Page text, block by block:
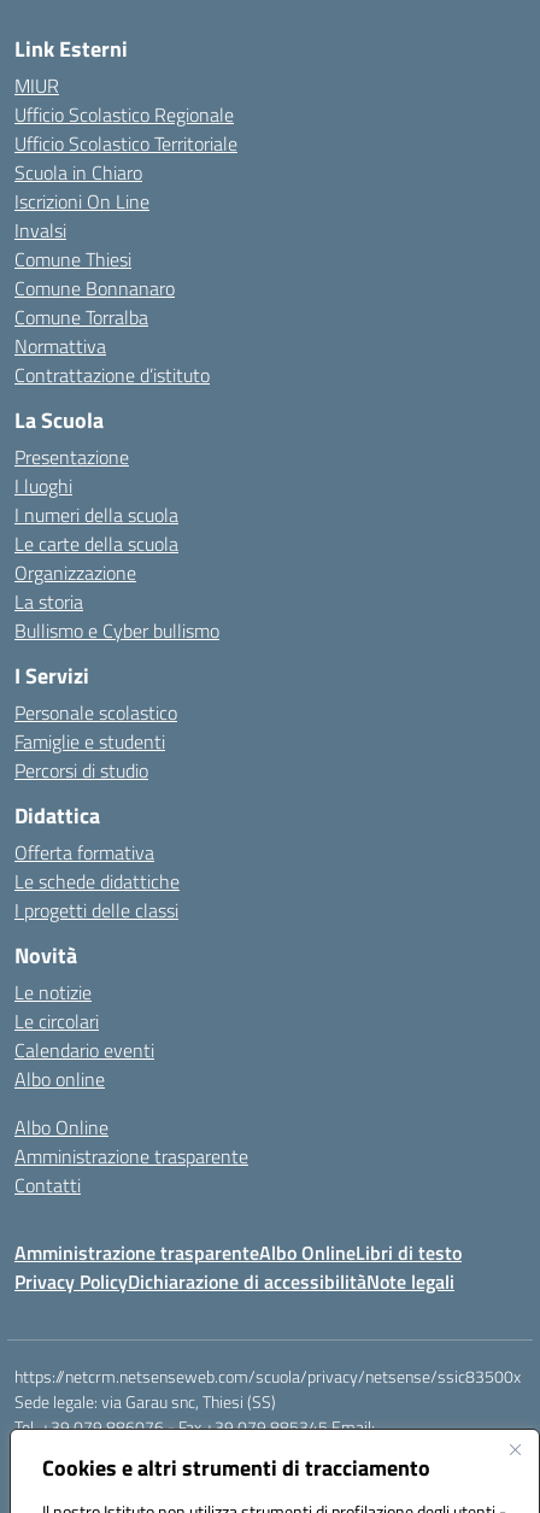
Cookies e altri strumenti di tracciamento
Link Esterni
MIUR
Ufficio Scolastico Regionale
Ufficio Scolastico Territoriale
Scuola in Chiaro
Iscrizioni On Line
Invalsi
Comune Thiesi
Comune Bonnanaro
Comune Torralba
Normattiva
Contrattazione d’istituto
La Scuola
Presentazione
I luoghi
I numeri della scuola
Le carte della scuola
Organizzazione
La storia
Bullismo e Cyber bullismo
I Servizi
Personale scolastico
Famiglie e studenti
Percorsi di studio
Didattica
Offerta formativa
Le schede didattiche
I progetti delle classi
Novità
Le notizie
Le circolari
Calendario eventi
Albo online
Albo Online
Amministrazione trasparente
Contatti
Amministrazione trasparenteAlbo OnlineLibri di testo
Privacy PolicyDichiarazione di accessibilitàNote legali
https://netcrm.netsenseweb.com/scuola/privacy/netsense/ssic83500x
Sede legale: via Garau snc, Thiesi (SS)
Tel. +39 079 886076 - Fax +39 079 885345 Email:
Cod.Mecc. SSIC83500X - Cod.Fisc. 92112710907
IBAN Banco di Sardegna: IT79 V010 1585 0900 0007 0215 378